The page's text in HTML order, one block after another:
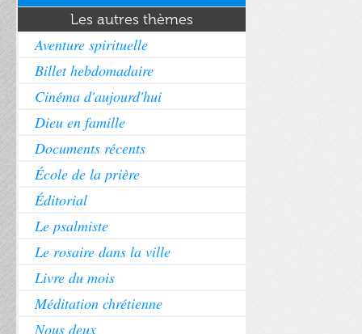
Les autres thèmes
Aventure spirituelle
Billet hebdomadaire
Cinéma d'aujourd'hui
Dieu en famille
Documents récents
École de la prière
Éditorial
Le psalmiste
Le rosaire dans la ville
Livre du mois
Méditation chrétienne
Nous deux